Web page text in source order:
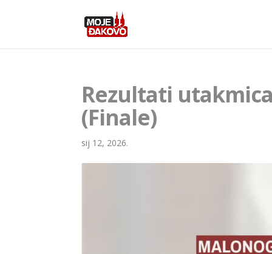
Rezultati
(Finale)
sij 12, 2026.